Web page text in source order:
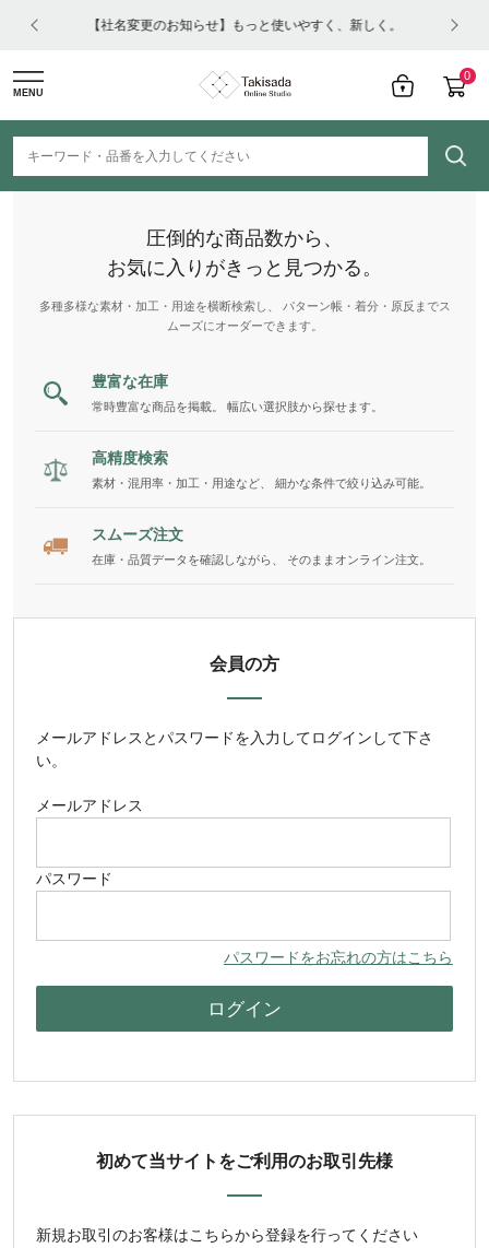
【社名変更のお知らせ】もっと使いやすく、新しく。
0
MENU
圧倒的な商品数から、
お気に入りがきっと見つかる。
多種多様な素材・加工・用途を横断検索し、 パターン帳・着分・原反までス
ムーズにオーダーできます。
豊富な在庫
常時豊富な商品を掲載。 幅広い選択肢から探せます。
高精度検索
素材・混用率・加工・用途など、 細かな条件で絞り込み可能。
スムーズ注文
在庫・品質データを確認しながら、 そのままオンライン注文。
会員の方
メールアドレス とパスワードを入力してログインして下さ
い。
メールアドレス
パスワード
パスワードをお忘れの方はこちら
初めて当サイトをご利用のお取引先様
新規お取引のお客様はこちらから登録を行ってください